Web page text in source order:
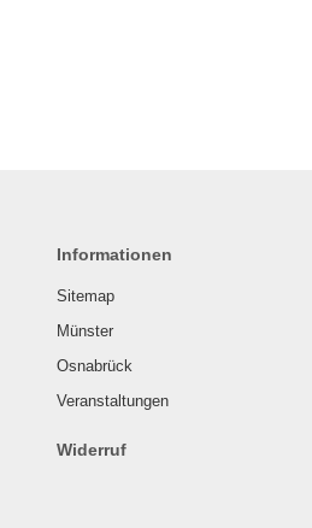
Informationen
Sitemap
Münster
Osnabrück
Veranstaltungen
Widerruf